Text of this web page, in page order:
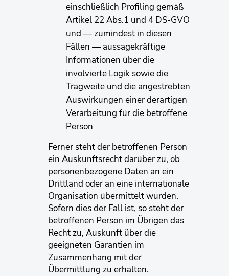
einschließlich Profiling gemäß
Artikel 22 Abs.1 und 4 DS-GVO
und — zumindest in diesen
Fällen — aussagekräftige
Informationen über die
involvierte Logik sowie die
Tragweite und die angestrebten
Auswirkungen einer derartigen
Verarbeitung für die betroffene
Person
Ferner steht der betroffenen Person
ein Auskunftsrecht darüber zu, ob
personenbezogene Daten an ein
Drittland oder an eine internationale
Organisation übermittelt wurden.
Sofern dies der Fall ist, so steht der
betroffenen Person im Übrigen das
Recht zu, Auskunft über die
geeigneten Garantien im
Zusammenhang mit der
Übermittlung zu erhalten.